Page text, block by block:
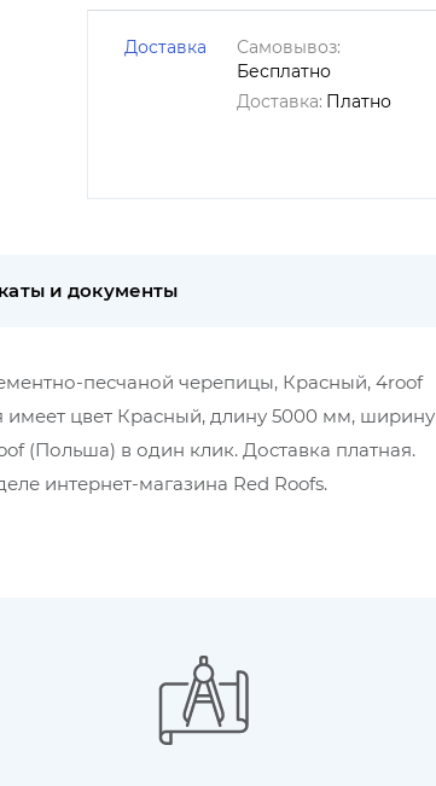
Доставка
Самовывоз:
Бесплатно
Доставка: Платно
и документы
песчаной черепицы, Красный, 4roof
имеет цвет Красный, длину 5000 мм, ширину
(Польша) в один клик. Доставка платная.
интернет-магазина Red Roofs.